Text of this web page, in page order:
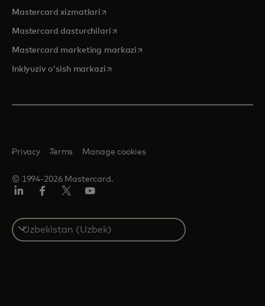
Mastercard xizmatlari opens in a new tab
Mastercard dasturchilariopens in a new tab
Mastercard marketing markazi opens in a new tab
Inklyuziv o'sish markaziopens in a new tab
© 1994-2026 Mastercard.
Privacy Terms Manage cookies
Select
a
country